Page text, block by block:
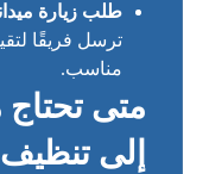
طلب زيارة
ترسل فريقًا
مناسب.
متى
إلى